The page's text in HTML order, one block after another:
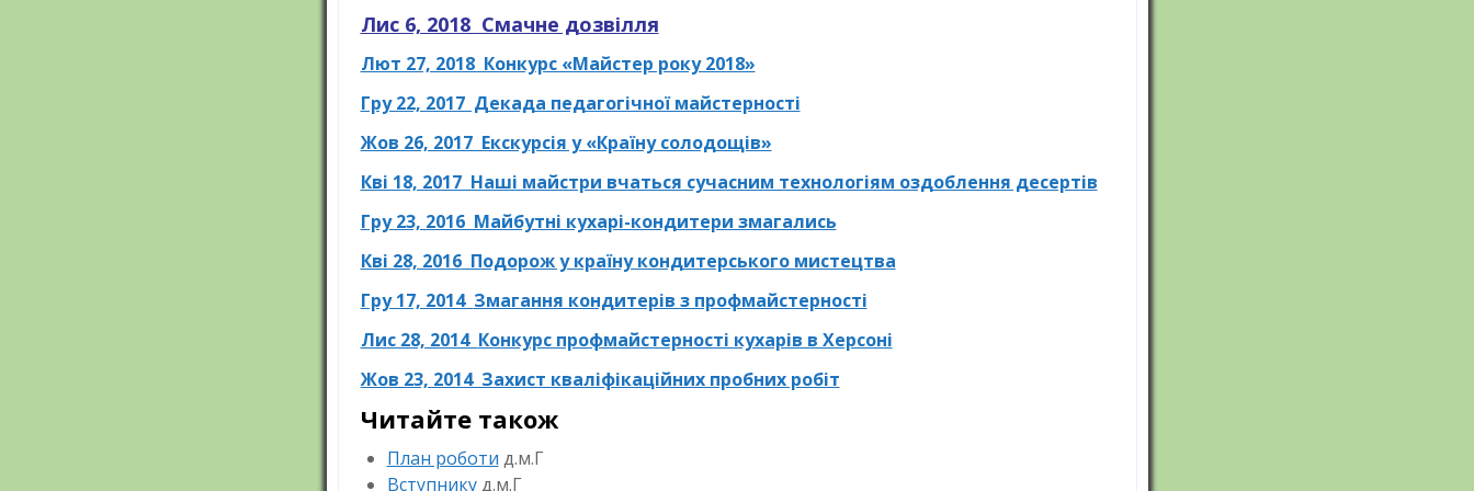
Лис 6, 2018 Смачне дозвілля
Лют 27, 2018 Конкурс «Майстер року 2018»
Гру 22, 2017 Декада педагогічної майстерності
Жов 26, 2017 Екскурсія у «Країну солодощів»
Кві 18, 2017 Наші майстри вчаться сучасним технологіям оздоблення десертів
Гру 23, 2016 Майбутні кухарі-кондитери змагались
Кві 28, 2016Подорож у країну кондитерського мистецтва
Гру 17, 2014 Змагання кондитерів з профмайстерності
Лис 28, 2014 Конкурс профмайстерності кухарів в Херсоні
Жов 23, 2014 Захист кваліфікаційних пробних робіт
Читайте також
План роботи д.м.Г
Вступникуд.м.Г